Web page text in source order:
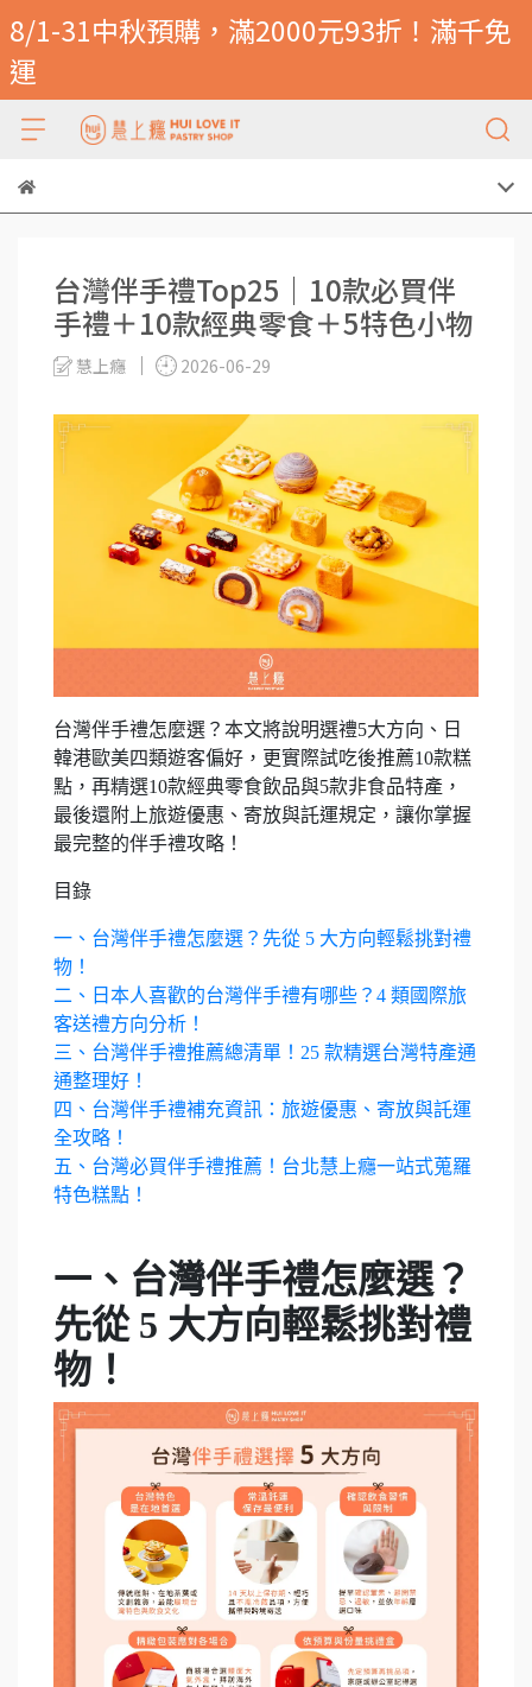
8/1-31中秋預購，滿2000元93折！滿千免
運
台灣伴手禮Top25｜10款必買伴
手禮＋10款經典零食＋5特色小物
慧上癮 2026-06-29
台灣伴手禮怎麼選？本文將說明選禮5大方向、日
韓港歐美四類遊客偏好，更實際試吃後推薦10款糕
點，再精選10款經典零食飲品與5款非食品特產，
最後還附上旅遊優惠、寄放與託運規定，讓你掌握
最完整的伴手禮攻略！
目錄
一、台灣伴手禮怎麼選？先從 5 大方向輕鬆挑對禮
物！
二、日本人喜歡的台灣伴手禮有哪些？4 類國際旅
客送禮方向分析！
三、台灣伴手禮推薦總清單！25 款精選台灣特產通
通整理好！
四、台灣伴手禮補充資訊：旅遊優惠、寄放與託運
全攻略！
五、台灣必買伴手禮推薦！台北慧上癮一站式蒐羅
特色糕點！
一、台灣伴手禮怎麼選？
先從 5 大方向輕鬆挑對禮
物！